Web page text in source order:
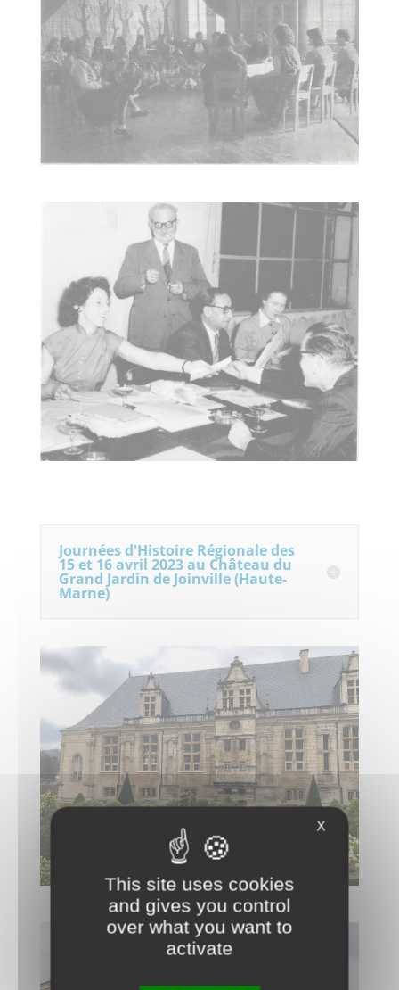
Journées d'Histoire Régionale des
15 et 16 avril 2023 au Château du
Grand Jardin de Joinville (Haute-
Marne)
X
This site uses cookies
and gives you control
over what you want to
activate